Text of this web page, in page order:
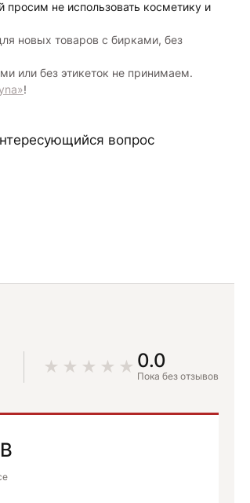
не использовать косметику и
новых товаров с бирками, без
или без этикеток не принимаем.
!
вопрос
0.0
Пока без отзывов